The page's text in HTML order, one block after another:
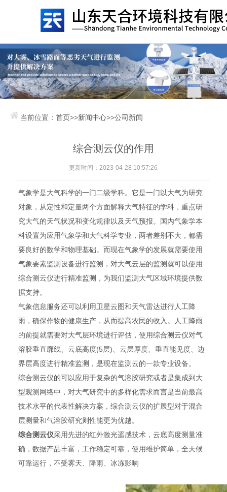
当前位置：首页>>新闻中心>>公司新闻
综合测云仪的作用
更新时间：2023-04-28 10:57:26
气象学是大气科学的一门二级学科。它是一门以大气为研究
对象，从定性和定量两个方面解释大气特征的学科，重点研
究大气的天气状况和变化规律以及天气预报。国内气象学本
科设置为应用气象学和大气科学专业，两者差别不大，都需
要良好的数学和物理基础。而现在气象学的发展就需要使用
气象要素监测设备进行监测，对大气云层的监测就可以使用
综合测云仪进行精准监测，为我们监测大气区域环境提供数
据支持。
气象信息服务还可以利用卫星云图和天气雷达进行人工降
雨，确保作物的健康生产，从而提高农民的收入。人工降雨
的前提就需要对大气层环境进行评估，使用综合测云仪对气
溶胶垂直廓线、云底高度(5层)、云层厚度、垂直能见度、边
界层高度进行精准监测，是现在监测云的一款专业设备。
综合测云仪的可以应用于复杂的气溶胶研究或者是集成到大
型观测网络中，对大气研究中的多样化需求而言是当前最高
技术水平的代表性解决方案，综合测云仪的扩展型对于混合
层测量和气溶胶研究则性能更为优越。
综合测云仪采用先进的红外激光遥感技术，云底高度测量准
确，数据产品丰富，工作稳定可靠，使用维护简单，全天候
可靠运行，不受雾天、降雨、冰冻影响